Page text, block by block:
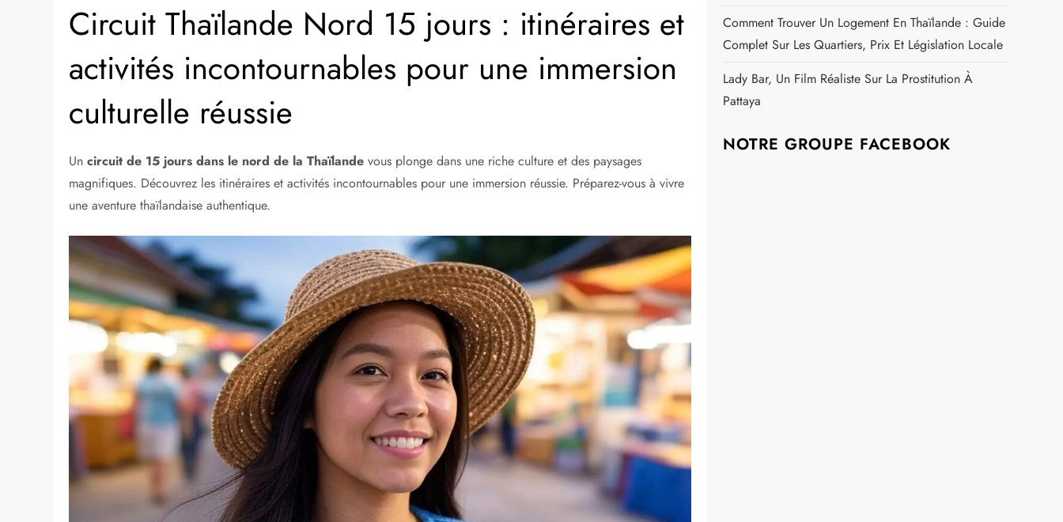
Circuit Thaïlande Nord 15 jours : itinéraires et
activités incontournables pour une immersion
culturelle réussie
Uncircuit de 15 jours dans le nord de la Thaïlande vous plonge dans une riche culture et des paysages
magnifiques. Découvrez les itinéraires et activités incontournables pour une immersion réussie. Préparez-vous à vivre
une aventure thaïlandaise authentique.
Comment Trouver Un Logement En Thaïlande : Guide
Complet Sur Les Quartiers, Prix Et Législation Locale
Lady Bar, Un Film Réaliste Sur La Prostitution À
Pattaya
NOTRE GROUPE FACEBOOK